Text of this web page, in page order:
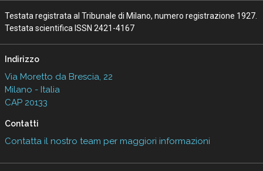
Testata registrata al Tribunale di Milano, numero registrazione 1927.
Testata scientifica ISSN 2421-4167
Indirizzo
Via Moretto da Brescia, 22
Milano - Italia
CAP 20133
Contatti
Contatta il nostro team per maggiori informazioni